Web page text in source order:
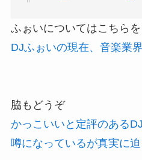
ふぉいについてはこちら
DJふぉいの現在、音楽業
脇もどうぞ
かっこいいと定評のある
噂になっているが真実に迫